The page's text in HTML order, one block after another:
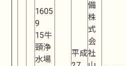
1605
9
15牛
頸浄
水場
平成
備
株
式
会
社